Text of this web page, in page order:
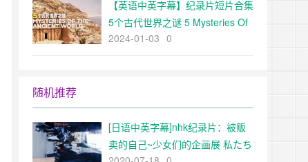
【英语中英字幕】纪录片短片合集
5个古代世界之谜 5 Mysteries Of
The Ancient World超清1080p下
2024-01-03 0
随机推荐
[日语中英字幕]nhk纪录片：被贩
卖的自己~少女们的企画展 私たち